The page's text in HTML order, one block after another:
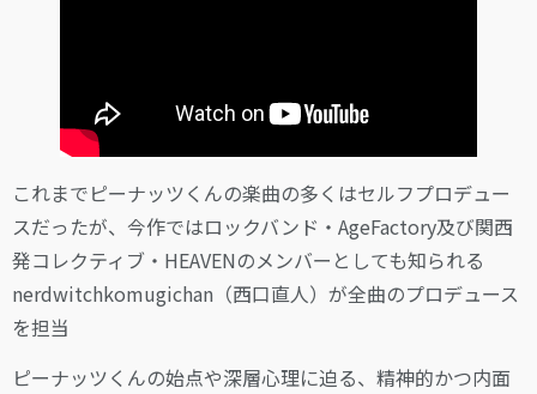
これまでピーナッツくんの楽曲の多くはセルフプロデュー
スだったが、今作ではロックバンド・AgeFactory及び関西
発コレクティブ・HEAVENのメンバーとしても知られる
nerdwitchkomugichan（西口直人）が全曲のプロデュース
を担当
ピーナッツくんの始点や深層心理に迫る、精神的かつ内面